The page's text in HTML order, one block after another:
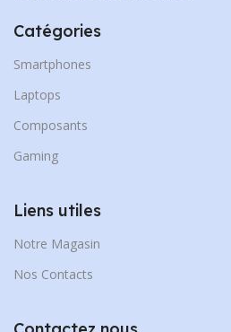
Catégories
Smartphones
Laptops
Composants
Gaming
Liens utiles
Notre Magasin
Nos Contacts